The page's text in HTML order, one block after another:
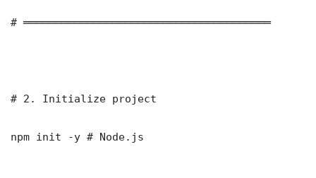
# ═══════════════════════════════════════
# 2. Initialize project
npm init -y # Node.js